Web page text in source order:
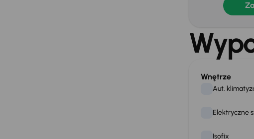
Wnętrze
Aut.
Elektryczne
Isofix